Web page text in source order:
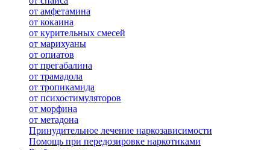
от амфетамина
от кокаина
от курительных смесей
от марихуаны
от опиатов
от прегабалина
от трамадола
от тропикамида
от психостимуляторов
от морфина
от метадона
Принудительное лечение наркозависимости
Помощь при передозировке наркотиками